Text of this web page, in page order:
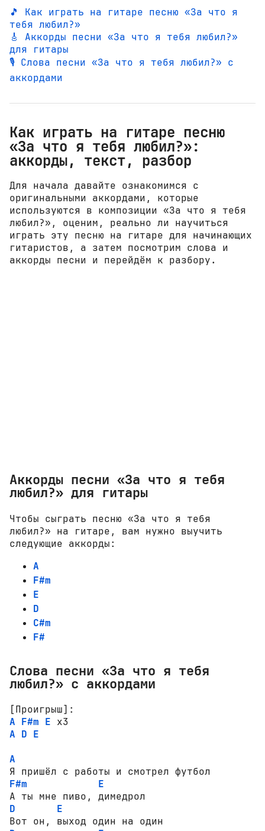
🎵 Как играть на гитаре песню «За что я
тебя любил?»
🎸 Аккорды песни «За что я тебя любил?»
для гитары
🎙️ Слова песни «За что я тебя любил?» с
аккордами
Как играть на гитаре песню
«За что я тебя любил?»:
аккорды, текст, разбор
Для начала давайте ознакомимся с
оригинальными аккордами, которые
используются в композиции «За что я тебя
любил?», оценим, реально ли научиться
играть эту песню на гитаре для начинающих
гитаристов, а затем посмотрим слова и
аккорды песни и перейдём к разбору.
Аккорды песни «За что я тебя
любил?» для гитары
Чтобы сыграть песню «За что я тебя
любил?» на гитаре, вам нужно выучить
следующие аккорды:
A
F#m
E
D
C#m
F#
Слова песни «За что я тебя
любил?» с аккордами
[Проигрыш]:
A F#m E
A D E
A
F#m
E
D
E